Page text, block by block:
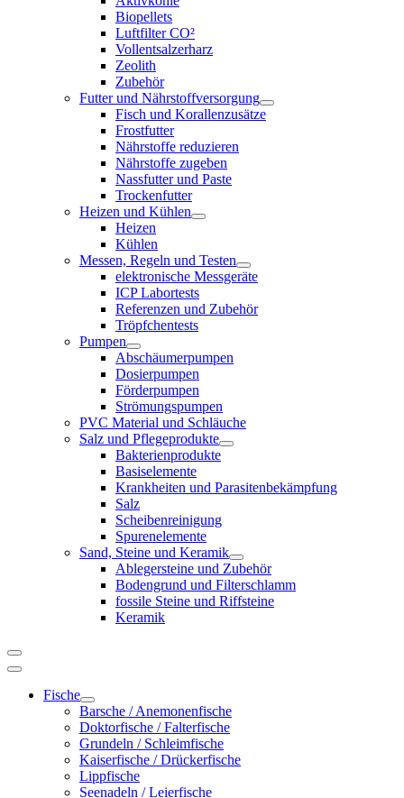
Biopellets
Luftfilter CO²
Vollentsalzerharz
Zeolith
Zubehör
Futter und Nährstoffversorgung
Fisch und Korallenzusätze
Frostfutter
Nährstoffe reduzieren
Nährstoffe zugeben
Nassfutter und Paste
Trockenfutter
Heizen und Kühlen
Heizen
Kühlen
Messen, Regeln und Testen
elektronische Messgeräte
ICP Labortests
Referenzen und Zubehör
Tröpfchentests
Pumpen
Abschäumerpumpen
Dosierpumpen
Förderpumpen
Strömungspumpen
PVC Material und Schläuche
Salz und Pflegeprodukte
Bakterienprodukte
Basiselemente
Krankheiten und Parasitenbekämpfung
Salz
Scheibenreinigung
Spurenelemente
Sand, Steine und Keramik
Ablegersteine und Zubehör
Bodengrund und Filterschlamm
fossile Steine und Riffsteine
Keramik
Fische
Barsche / Anemonenfische
Doktorfische / Falterfische
Grundeln / Schleimfische
Kaiserfische / Drückerfische
Lippfische
Seenadeln / Leierfische